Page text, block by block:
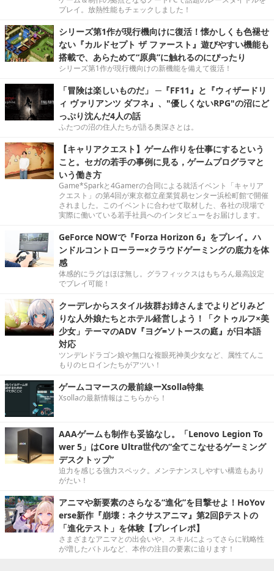
プレイ。放熱性能もチェックしました！
シリーズ第1作が現行機向けに復活！懐かしくも色褪せ
ない『カルドセプト ザ ファースト』遊びやすい機能も
搭載で、あらためて“原典”に触れるのにぴったり
シリーズ第1作が現行機向けの新機能を備えて復活！
「冒険は楽しいものだ」 ─『FF11』と『ウィザードリ
ィ ヴァリアンツ ダフネ』、"優しくないRPG"の沼にど
っぷり沈んだ4人の話
ふたつの沼の住人たちが語る奥深さとは。
【キャリアクエスト】ゲーム作りを仕事にするという
こと。セガの若手の事例に見る，ゲームプログラマと
いう働き方
Game*Sparkと4Gamerの合同による就活イベント「キャリア
クエスト」の第4回が東京都立産業貿易センター浜松町館で開催
されました。このイベントに合わせて取材した、各社の現場で
実際に働いている若手社員へのインタビューをお届けします。
GeForce NOWで『Forza Horizon 6』をプレイ。ハ
ンドルコントローラー×クラウドゲーミングの底力を体
感
体感的にラグはほぼ無し。グラフィックスはもちろん最高設定
でプレイ可能！
クーデレからスタイル抜群お姉さんまでよりどりみど
りな人外娘たちとホテル経営しよう！「クトゥルフ×美
少女」テーマのADV『ヨグ=ソトースの庭』が日本語
対応
ツンデレドラゴン娘や無口な複眼死神美少女など、属性てんこ
もりのヒロインたちがアツい！
ゲームコマースの最前線ーXsolla特集
Xsollaの最新情報はこちらから！
AAAゲームも制作も妥協なし。「Lenovo Legion To
wer 5」はCore Ultra世代の“全てこなせるゲーミング
デスクトップ”
迫力を感じる強力スペック。メンテナンスしやすい構造もあり
がたい！
アニマや新要素のさらなる“進化”を目撃せよ！HoYov
erse新作『崩壊：ネクサスアニマ』第2回βテストの
「進化テスト」を体験【プレイレポ】
さまざまなアニマとの出会いや、スキルによってさらに戦略性
が増したバトルなど、本作の注目の要素に迫ります！